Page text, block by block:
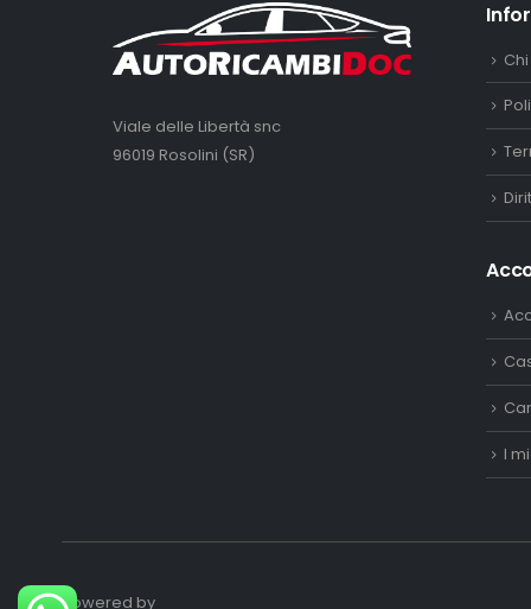
Viale delle Libertà snc
96019 Rosolini (SR)
I
Powered by